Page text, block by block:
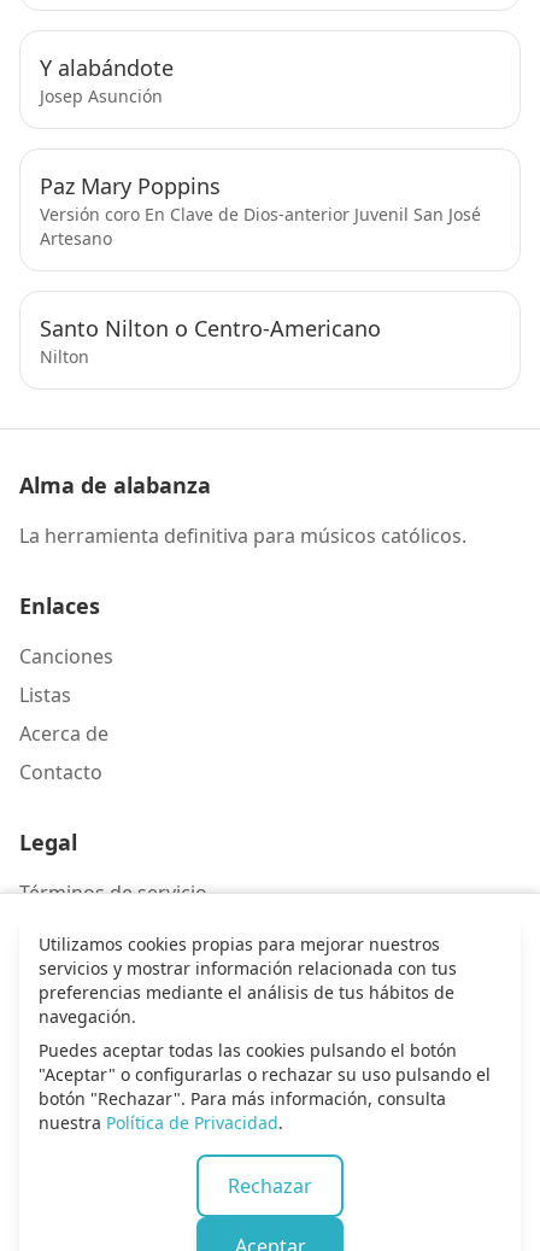
Y alabándote
Josep Asunción
Paz Mary Poppins
Versión coro En Clave de Dios-anterior Juvenil San José
Artesano
Santo Nilton o Centro-Americano
Nilton
Alma de alabanza
La herramienta definitiva para músicos católicos.
Enlaces
Canciones
Listas
Acerca de
Contacto
Legal
Términos de servicio
Política de privacidad
Contacto
Escríbenos
© 2026 Alma de alabanza. Todos los derechos
reservados.
Utilizamos cookies propias para mejorar nuestros
servicios y mostrar información relacionada con tus
preferencias mediante el análisis de tus hábitos de
navegación.
Puedes aceptar todas las cookies pulsando el botón
"Aceptar" o configurarlas o rechazar su uso pulsando el
botón "Rechazar". Para más información, consulta
nuestra Política de Privacidad.
Rechazar